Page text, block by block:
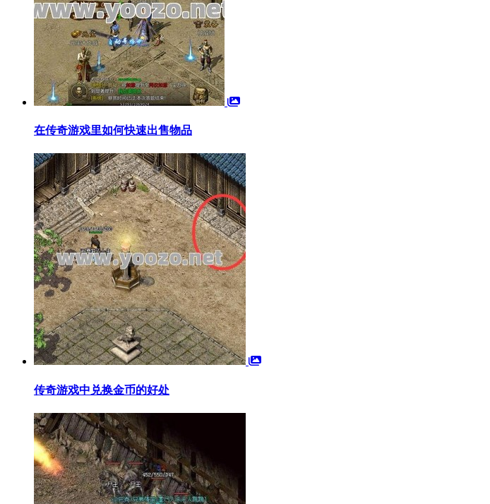
在传奇游戏里如何快速出售物品
传奇游戏中兑换金币的好处